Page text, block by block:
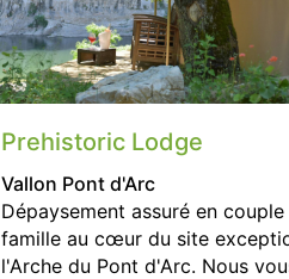
Prehistoric Lodge
Vallon Pont d'Arc
Dépaysement assuré en
famille au cœur du site
l'Arche du Pont d'Arc. Nous